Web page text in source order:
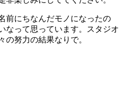
前にちなんだモノになったの
なって思っています。スタジオ
の努力の結果なりで。